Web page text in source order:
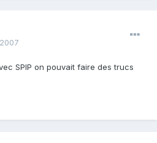
SPIP on pouvait faire des trucs